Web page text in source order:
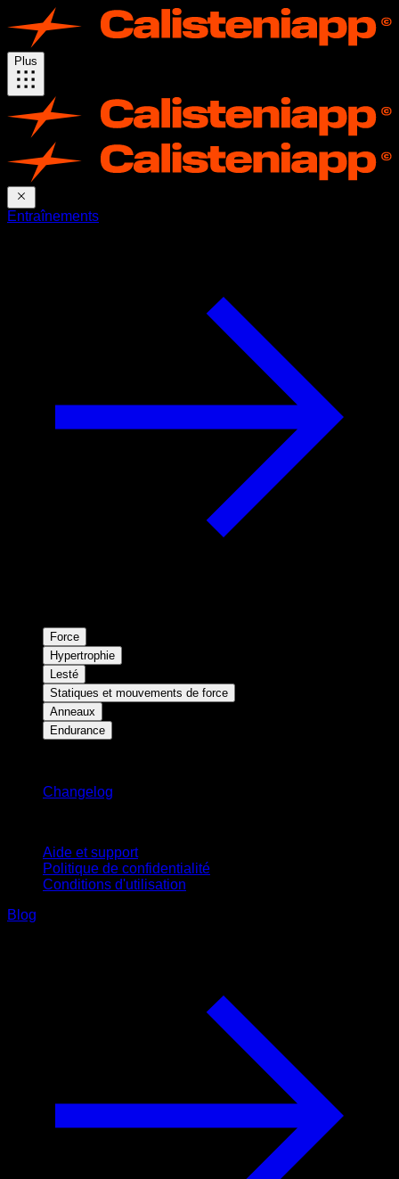
Plus
Entraînements
Force
Hypertrophie
Lesté
Statiques et mouvements de force
Anneaux
Endurance
Changelog
Aide et support
Politique de confidentialité
Conditions d'utilisation
Blog